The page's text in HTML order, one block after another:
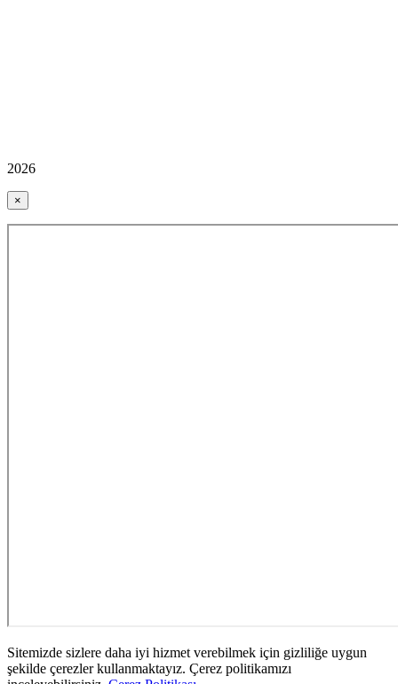
2026
×
Sitemizde sizlere daha iyi hizmet verebilmek için gizliliğe uygun
şekilde çerezler kullanmaktayız. Çerez politikamızı